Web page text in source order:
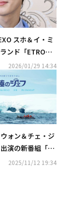
スホ＆イ・ミ
ンド「ETRO」
席
2026/01/29 14:34
ォン＆チェ・ジ
演の新番組「南
11月17日よりPri
2025/11/12 19:34